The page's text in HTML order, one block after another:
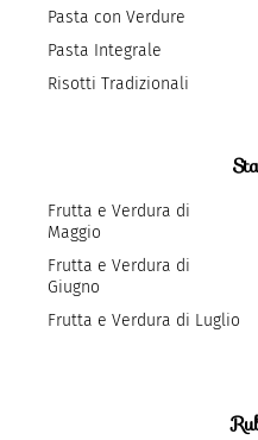
Pasta con Verdure
Pasta Integrale
Risotti Tradizionali
Frutta e Verdura di
Maggio
Frutta e Verdura di
Giugno
Frutta e Verdura di Luglio